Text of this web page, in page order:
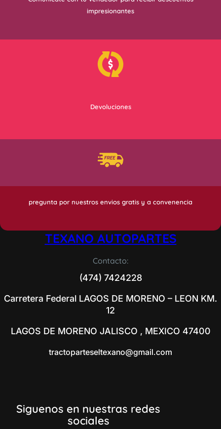
impresionantes
Devoluciones
pregunta por nuestros envios gratis y a convenencia
TEXANO AUTOPARTES
Contacto:
(474) 7424228
Carretera Federal LAGOS DE MORENO – LEON KM.
12
LAGOS DE MORENO JALISCO , MEXICO 47400
tractoparteseltexano@gmail.com
Siguenos en nuestras redes
sociales